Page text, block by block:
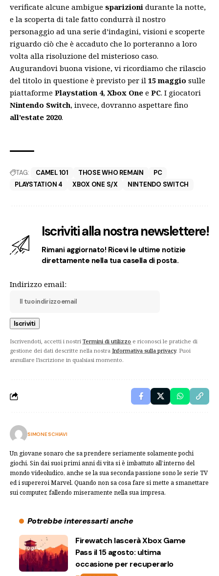
verificate alcune ambigue sparizioni durante la notte,
e la scoperta di tale fatto condurrà il nostro
personaggio ad una serie d’indagini, visioni e scoperte
riguardo ciò che è accaduto che lo porteranno a loro
volta alla risoluzione del misterioso caso.
Augurandovi buona visione, vi ricordiamo che rilascio
del titolo in questione è previsto per il 15 maggio sulle
piattaforme Playstation 4, Xbox One e PC. I giocatori
Nintendo Switch, invece, dovranno aspettare fino
all’estate 2020.
TAG: CAMEL 101 THOSE WHO REMAIN
PC
PLAYSTATION 4
XBOX ONE S/X NINTENDO SWITCH
Iscriviti alla nostra newslettere!
Rimani aggiornato! Ricevi le ultime notizie
direttamente nella tua casella di posta.
Indirizzo email:
Iscrivendoti, accetti i nostri Termini di utilizzo e riconosci le pratiche di
gestione dei dati descritte nella nostra Informativa sulla privacy. Puoi
annullare l'iscrizione in qualsiasi momento.
SIMONE SCHIAVI
Un giovane sonaro che sa prendere seriamente solamente pochi
giochi. Sin dai suoi primi anni di vita si è imbattuto all’interno del
mondo videoludico, anche se la sua seconda passione sono le serie TV
ed i supereroi Marvel. Quando non sa cosa fare si mette a smanettare
sui computer, fallendo miseramente nella sua impresa.
Potrebbe interessarti anche
Firewatch lascerà Xbox Game
Pass il 15 agosto: ultima
occasione per recuperarlo